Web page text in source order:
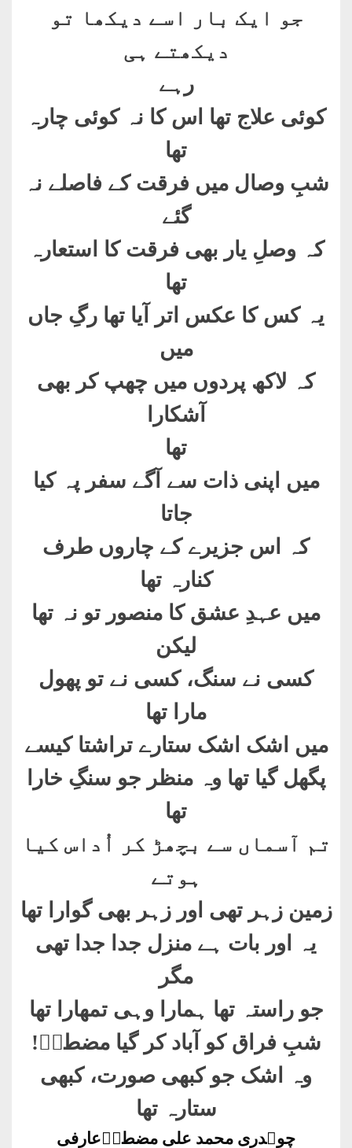
جو ایک بار اسے دیکھا تو
دیکھتے ہی
رہے
کوئی علاج تھا اس کا نہ کوئی چارہ
تھا
شبِ وصال میں فرقت کے فاصلے نہ
گئے
کہ وصلِ یار بھی فرقت کا استعارہ
تھا
یہ کس کا عکس اتر آیا تھا رگِ جاں
میں
کہ لاکھ پردوں میں چھپ کر بھی
آشکارا
تھا
میں اپنی ذات سے آگے سفر پہ کیا
جاتا
کہ اس جزیرے کے چاروں طرف
کنارہ تھا
میں عہدِ عشق کا منصور تو نہ تھا
لیکن
کسی نے سنگ، کسی نے تو پھول
مارا تھا
میں اشک اشک ستارے تراشتا کیسے
پگھل گیا تھا وہ منظر جو سنگِ خارا
تھا
تم آسماں سے بچھڑ کر اُداس کیا
ہوتے
زمین زہر تھی اور زہر بھی گوارا تھا
یہ اور بات ہے منزل جدا جدا تھی
مگر
جو راستہ تھا ہمارا وہی تمھارا تھا
شبِ فراق کو آباد کر گیا مضطرؔ!
وہ اشک جو کبھی صورت، کبھی
ستارہ تھا
چوہدری محمد علی مضطرؔعارفی